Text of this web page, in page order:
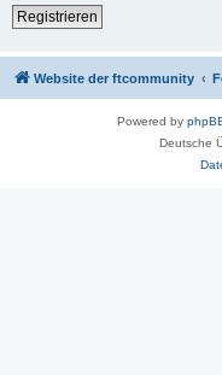
Registrieren
Website der ftcommunity
Powered by
Deutsche